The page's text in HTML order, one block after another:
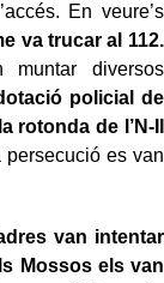
En veure’s
va trucar al 112.
muntar diversos
policial de
de l’N-II
persecució es van
van intentar
Mossos els van